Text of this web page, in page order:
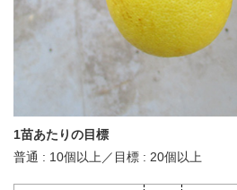
1苗あたりの目標
普通 : 10個以上／目標 : 20個以上